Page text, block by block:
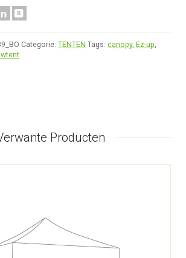
Categorie: TENTEN Tags: canopy, Ez-up,
Producten